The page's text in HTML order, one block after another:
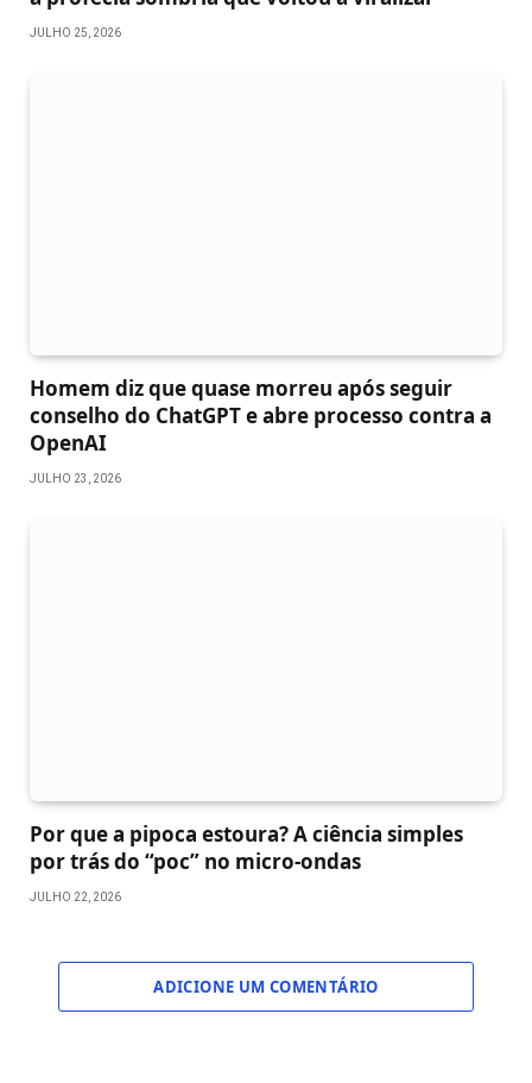
JULHO 25, 2026
Homem diz que quase morreu após seguir
conselho do ChatGPT e abre processo contra a
OpenAI
JULHO 23, 2026
Por que a pipoca estoura? A ciência simples
por trás do “poc” no micro-ondas
JULHO 22, 2026
ADICIONE UM COMENTÁRIO